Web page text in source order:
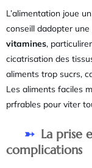
L’alimentation joue
conseill dadopter
vitamines,
cicatrisation des
aliments trop sucrs,
Les aliments faciles
prfrables pour viter
La prise
complications